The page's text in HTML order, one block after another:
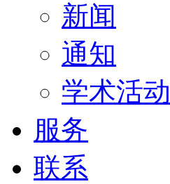
新闻
通知
学术活动
服务
联系